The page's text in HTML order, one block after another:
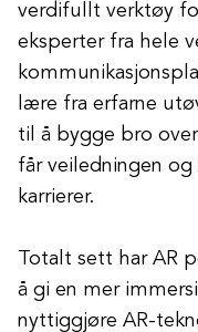
verdifullt verktøy
eksperter fra hele
lære fra erfarne
til å bygge bro
får veiledningen
karrierer.
Totalt sett har AR
å gi en mer
nyttiggjøre AR-